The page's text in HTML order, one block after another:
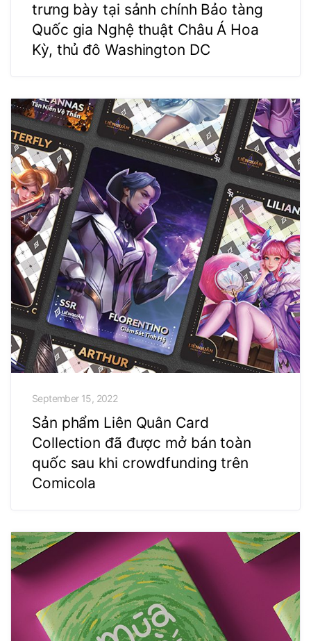
trưng bày tại sảnh chính Bảo tàng
Quốc gia Nghệ thuật Châu Á Hoa
Kỳ, thủ đô Washington DC
September 15, 2022
Sản phẩm Liên Quân Card
Collection đã được mở bán toàn
quốc sau khi crowdfunding trên
Comicola